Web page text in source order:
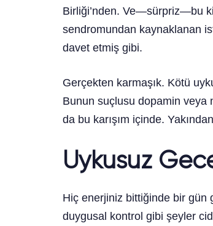
Birliği’nden. Ve—sürpriz—bu
sendromundan kaynaklanan
davet etmiş gibi.
Gerçekten karmaşık. Kötü
Bunun suçlusu dopamin veya
da bu karışım içinde.
Uykusuz
Hiç enerjiniz bittiğinde bir
duygusal kontrol gibi şeyler